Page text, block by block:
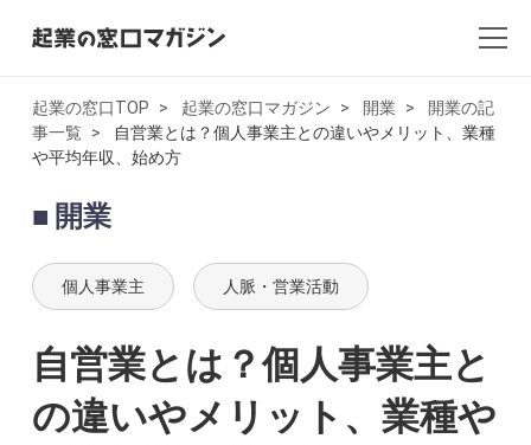
全記事一覧
起業・創業
開業
会社設立・法人化
起業の窓口TOP 起業の窓口マガジン 開業
開業の記
事一覧
自営業とは？個人事業主との違いやメリット、業種
や平均年収、始め方
開業
個人事業主 人脈・営業活動
自営業とは？個人事業主と
の違いやメリット、業種や